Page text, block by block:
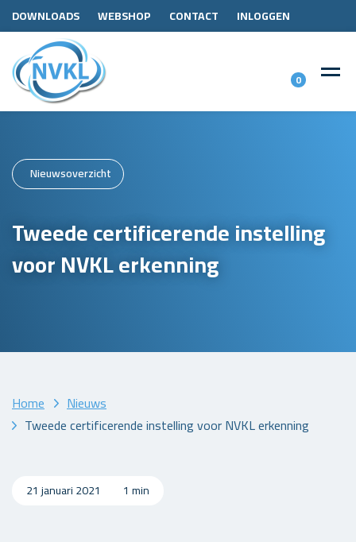
DOWNLOADS WEBSHOP CONTACT INLOGGEN
0
Nieuwsoverzicht
Tweede certificerende instelling
voor NVKL erkenning
Home
Nieuws
Tweede certificerende instelling voor NVKL erkenning
21 januari 2021 1 min